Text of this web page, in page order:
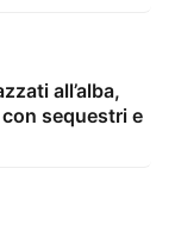
all’alba,
sequestri e